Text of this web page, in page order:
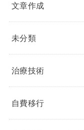
文章作成
未分類
治療技術
自費移行